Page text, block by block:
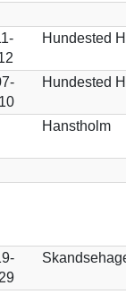
Hundested
Hundested
Hanstholm